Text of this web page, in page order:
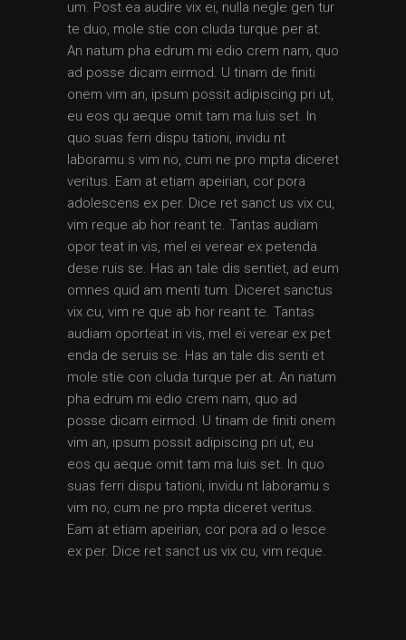
um. Post ea audire vix ei, nulla negle gen tur
te duo, mole stie con cluda turque per at.
An natum pha edrum mi edio crem nam, quo
ad posse dicam eirmod. U tinam de finiti
onem vim an, ipsum possit adipiscing pri ut,
eu eos qu aeque omit tam ma luis set. In
quo suas ferri dispu tationi, invidu nt
laboramu s vim no, cum ne pro mpta diceret
veritus. Eam at etiam apeirian, cor pora
adolescens ex per. Dice ret sanct us vix cu,
vim reque ab hor reant te. Tantas audiam
opor teat in vis, mel ei verear ex petenda
dese ruis se. Has an tale dis sentiet, ad eum
omnes quid am menti tum. Diceret sanctus
vix cu, vim re que ab hor reant te. Tantas
audiam oporteat in vis, mel ei verear ex pet
enda de seruis se. Has an tale dis senti et
mole stie con cluda turque per at. An natum
pha edrum mi edio crem nam, quo ad
posse dicam eirmod. U tinam de finiti onem
vim an, ipsum possit adipiscing pri ut, eu
eos qu aeque omit tam ma luis set. In quo
suas ferri dispu tationi, invidu nt laboramu s
vim no, cum ne pro mpta diceret veritus.
Eam at etiam apeirian, cor pora ad o lesce
ex per. Dice ret sanct us vix cu, vim reque.